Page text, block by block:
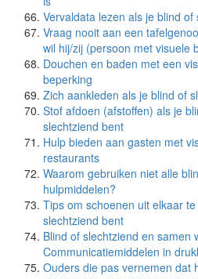
Vervaldata lezen als je blind
Vraag nooit aan een
wil hij/zij (persoon met visuele
Douchen en baden met een
beperking
Zich aankleden als je blind of
Stof afdoen (afstoffen) als je
slechtziend bent
Hulp bieden aan gasten met
restaurants
Waarom gebruiken niet alle
hulpmiddelen?
Tips om schoenen uit elkaar
slechtziend bent
Blind of slechtziend en samen
Communicatiemiddelen in
Ouders die pas vernemen dat